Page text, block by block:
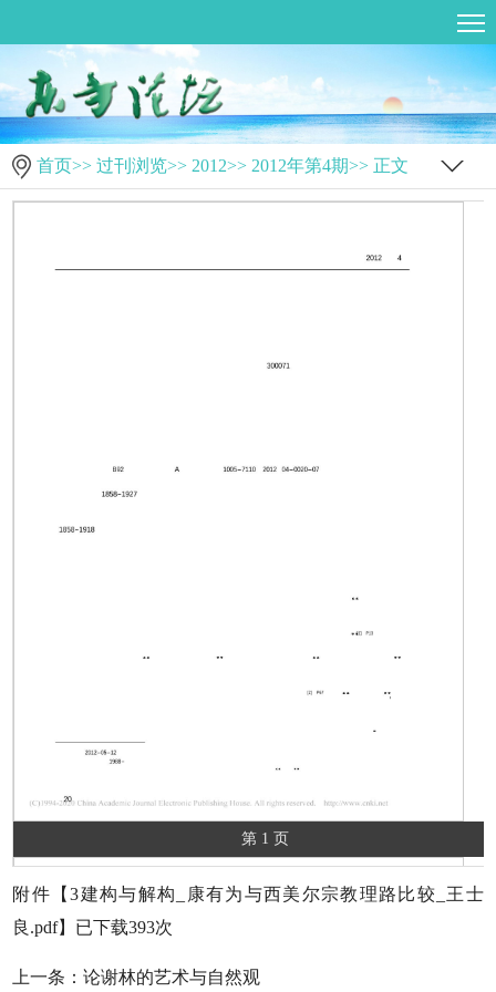
首页>> 过刊浏览>> 2012>> 2012年第4期>> 正文
第 1 页
附件【3建构与解构_康有为与西美尔宗教理路比较_王士
良.pdf】已下载393次
上一条：论谢林的艺术与自然观